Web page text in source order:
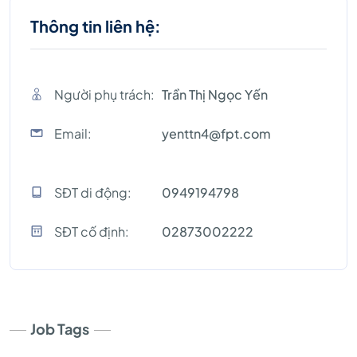
Thông tin liên hệ:
Người phụ trách: Trần Thị Ngọc Yến
Email: yenttn4@fpt.com
SĐT di động: 0949194798
SĐT cố định: 02873002222
Job Tags